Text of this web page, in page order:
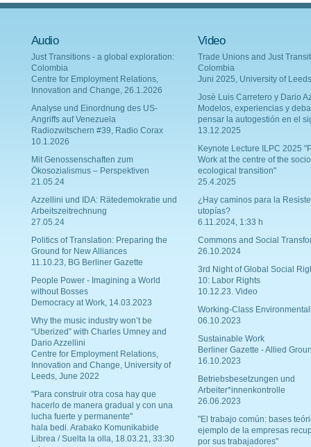
Audio
Just Transitions - a global exploration:
Colombia
Centre for Employment Relations,
Innovation and Change, 26.1.2026
Analyse und Einordnung des US-
Angriffs auf Venezuela
Radiozwitschern #39, Radio Corax
10.1.2026
Mit Genossenschaften zum
Ökosozialismus – Perspektiven
21.05.24
Azzellini und IDA: Rätedemokratie und
Arbeitszeitrechnung
27.05.24
Politics of Translation: Preparing the
Ground for New Alliances
11.10.23, BG Berliner Gazette
People Power - Imagining a World
without Bosses
Democracy at Work, 14.03.2023
Why the music industry won’t be
“Uberized” with Charles Umney and
Dario Azzellini
Centre for Employment Relations,
Innovation and Change, University of
Leeds, June 2022
"Para construir otra cosa hay que
hacerlo de manera gradual y con una
lucha fuerte y permanente"
hala bedi. Arabako Komunikabide
Librea / Suelta la olla, 18.03.21, 33:30
Video
Trade Unions and Just
Colombia
Juni 2025, University of Leeds
Josè Luis Carretero y Dario
Modelos, experiencias y
pensar la autogestión en el
13.12.2025
Keynote Lecture ILPC 2025
Work at the centre of the
ecological transition"
25.4.2025
¿Hay caminos para la
utopías?
6.11.2024, 1:33 h
Commons and Social
26.10.2024
3rd Night of Global Social
10: Labor Rights
10.12.23. Video
Working-Class
06.10.2023
Sustainable Work
Berliner Gazette - Allied
16.10.2023
Betriebsbesetzungen und
Arbeiter*innenkontrolle
26.06.2023
"El trabajo común: bases
ejemplo de la empresas
por sus trabajadores"